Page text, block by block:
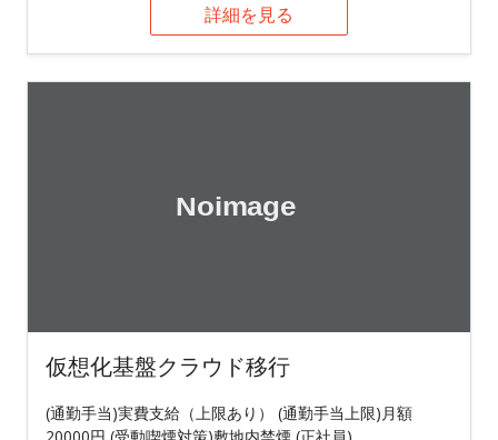
詳細を見る
仮想化基盤クラウド移行
(通勤手当)実費支給（上限あり） (通勤手当上限)月額